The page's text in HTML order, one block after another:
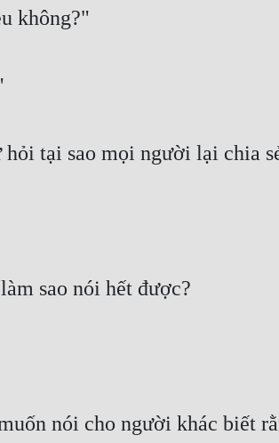
không?"
tại sao mọi người lại chia
sao nói hết được?
nói cho người khác biết